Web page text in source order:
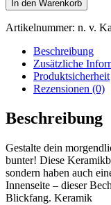
farbiger
Innenseite
MOM
Menge
In den Warenkorb
Artikelnummer: n. v.
Beschreibung
Zusätzliche
Produktsicherheit
Rezensionen (0)
Beschreibung
Gestalte dein
bunter! Diese
sondern haben auch
Innenseite – dieser
Blickfang. Keramik